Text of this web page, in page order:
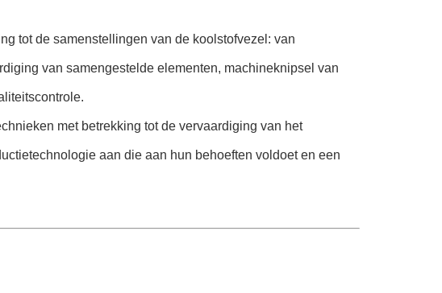
tot de samenstellingen van de koolstofvezel: van
van samengestelde elementen, machineknipsel van
met betrekking tot de vervaardiging van het
aan die aan hun behoeften voldoet en een